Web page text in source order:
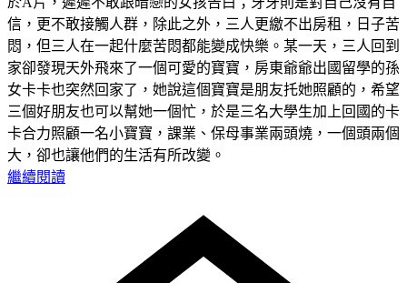
信，更不敢接觸人群，除此之外，三人更繳不出房租，日子苦
悶，但三人在一起什麼苦悶都能變成快樂。某一天，三人回到
家卻發現天外飛來了一個可愛的寶寶，房東爺爺出國留學的孫
女卡卡也突然回家了，她說這個寶寶是朋友托她照顧的，希望
三個好朋友也可以幫她一個忙，於是三名大學生加上回國的卡
卡合力照顧一名小寶寶，課業、保母事業兩頭燒，一個頭兩個
大，卻也讓他們的生活有所改變。
繼續閱讀